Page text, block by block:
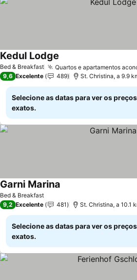
Bed & Breakfast Quartos e apartamentos
Kedul Lodge
9,6 Excelente 489 St. Christina, a 9.9
Selecione as datas para ver os preços
exatos.
Bed & Breakfast
Garni Marina
9,2 Excelente 481 St. Christina, a 10.1
Selecione as datas para ver os preços
exatos.